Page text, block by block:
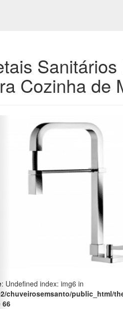
Cozinha de
: Undefined index: img6 in
chuveirosemsanto/public_html/
66